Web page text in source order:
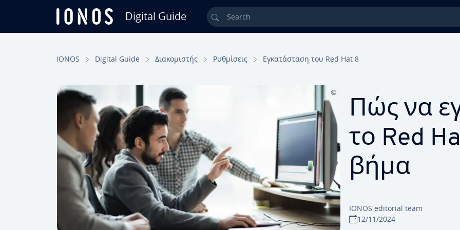
Digital Guide Search
IONOS Digital Guide Διακομιστής Ρυθμίσεις Εγκατάσταση του Red Hat 8
Πώς να
το Red
βήμα
IONOS editorial team
12/11/2024